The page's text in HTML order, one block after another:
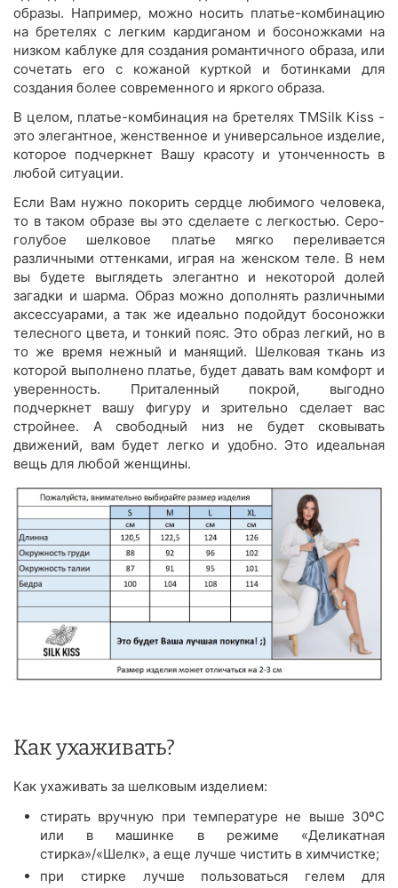
образы. Например, можно носить платье-комбинацию
на бретелях с легким кардиганом и босоножками на
низком каблуке для создания романтичного образа, или
сочетать его с кожаной курткой и ботинками для
создания более современного и яркого образа.
В целом, платье-комбинация на бретелях TMSilk Kiss -
это элегантное, женственное и универсальное изделие,
которое подчеркнет Вашу красоту и утонченность в
любой ситуации.
Если Вам нужно покорить сердце любимого человека,
то в таком образе вы это сделаете с легкостью. Серо-
голубое шелковое платье мягко переливается
различными оттенками, играя на женском теле. В нем
вы будете выглядеть элегантно и некоторой долей
загадки и шарма. Образ можно дополнять различными
аксессуарами, а так же идеально подойдут босоножки
телесного цвета, и тонкий пояс. Это образ легкий, но в
то же время нежный и манящий. Шелковая ткань из
которой выполнено платье, будет давать вам комфорт и
уверенность. Приталенный покрой, выгодно
подчеркнет вашу фигуру и зрительно сделает вас
стройнее. А свободный низ не будет сковывать
движений, вам будет легко и удобно. Это идеальная
вещь для любой женщины.
Как ухаживать?
Как ухаживать за шелковым изделием:
стирать вручную при температуре не выше 30ºС
или в машинке в режиме «Деликатная
стирка»/«Шелк», а еще лучше чистить в химчистке;
при стирке лучше пользоваться гелем для